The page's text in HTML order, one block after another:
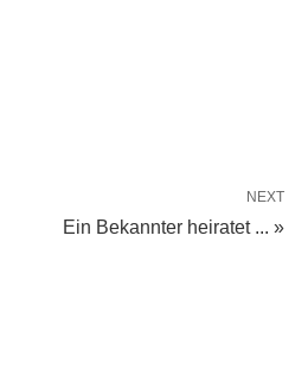
NEXT
Ein Bekannter heiratet ... »